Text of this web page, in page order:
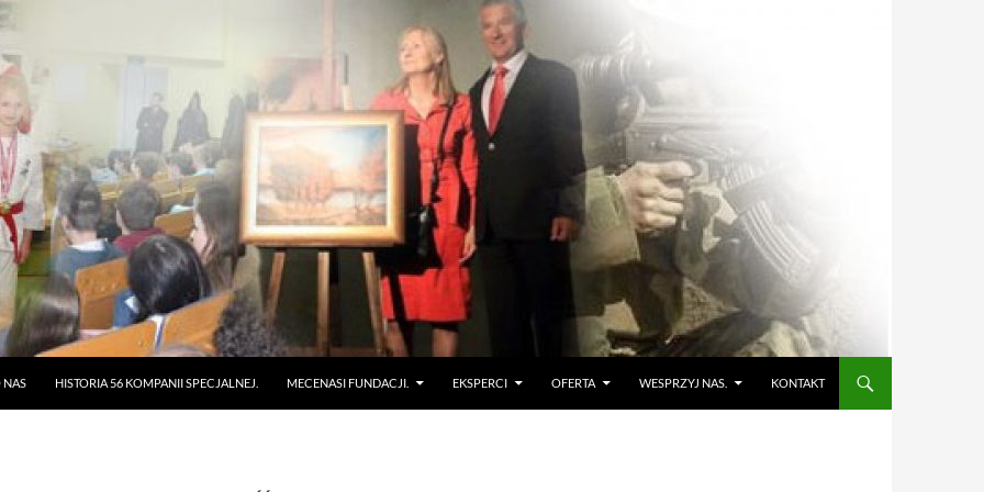
NAS HISTORIA 56 KOMPANII SPECJALNEJ. MECENASI FUNDACJI. EKSPERCI OFERTA WESPRZYJ NAS. KONTAKT